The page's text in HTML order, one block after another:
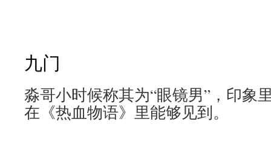
九门
淼哥小时候称其为“眼镜男”，印象
在《热血物语》里能够见到。